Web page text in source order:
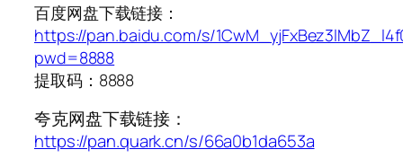
百度网盘下载链接：
https://pan.baidu.com/s/
pwd=8888
提取码：8888
夸克网盘下载链接：
https://pan.quark.cn/s/66a0b1da653a